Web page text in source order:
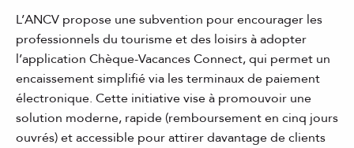
L’ANCV propose une subvention pour encourager les
professionnels du tourisme et des loisirs à adopter
l’application Chèque-Vacances Connect, qui permet un
encaissement simplifié via les terminaux de paiement
électronique. Cette initiative vise à promouvoir une
solution moderne, rapide (remboursement en cinq jours
ouvrés) et accessible pour attirer davantage de clients